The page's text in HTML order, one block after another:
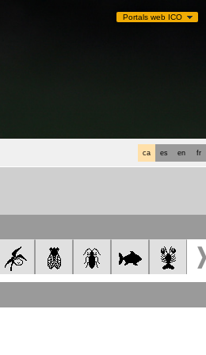
Portals web ICO
fr
en
es
ca